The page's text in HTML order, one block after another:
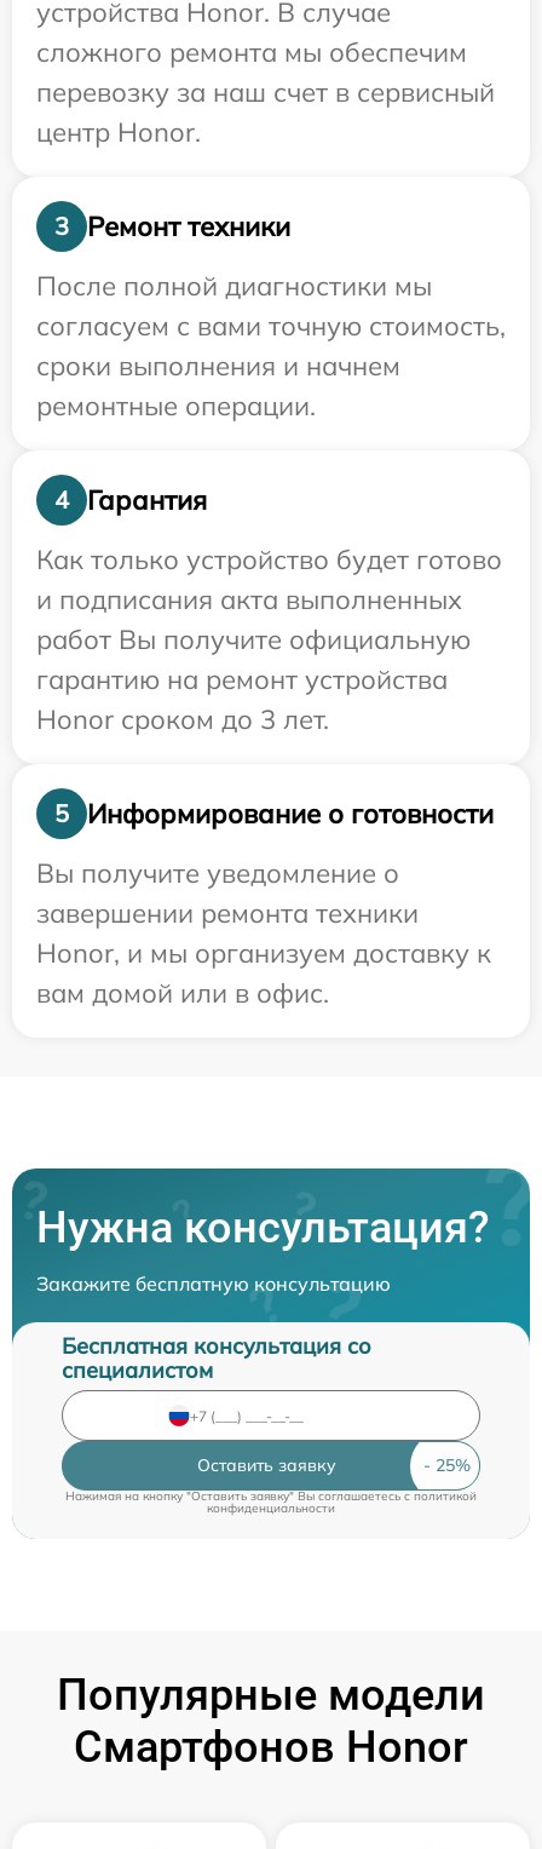
устройства Honor. В случае
сложного ремонта мы обеспечим
перевозку за наш счет в сервисный
центр Honor.
3
Ремонт техники
После полной диагностики мы
согласуем с вами точную стоимость,
сроки выполнения и начнем
ремонтные операции.
4
Гарантия
Как только устройство будет готово
и подписания акта выполненных
работ Вы получите официальную
гарантию на ремонт устройства
Honor сроком до 3 лет.
5
Информирование о готовности
Вы получите уведомление о
завершении ремонта техники
Honor, и мы организуем доставку к
вам домой или в офис.
Нужна консультация?
Закажите бесплатную консультацию
Бесплатная консультация со
специалистом
Оставить заявку
Нажимая на кнопку "Оставить заявку" Вы соглашаетесь cполитикой
конфиденциальности
Популярные модели
Смартфонов Honor